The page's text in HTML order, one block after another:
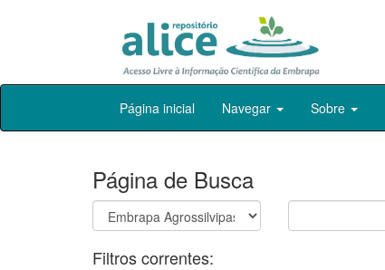
Skip
Página inicial Navegar Sobre
Página de Busca
Filtros correntes: